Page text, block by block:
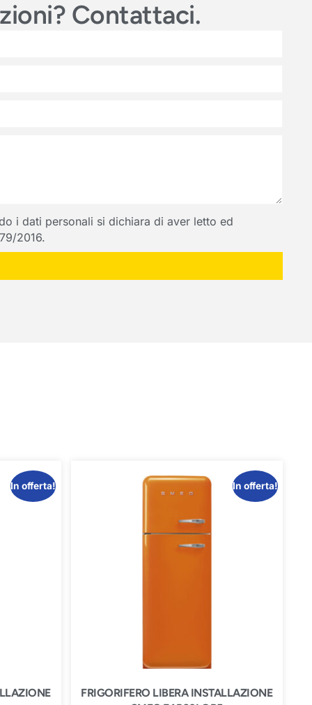
Contattaci.
i dati personali si dichiara di aver letto ed
2016.
In offerta! In offerta!
FRIGORIFERO LIBERA INSTALLAZIONE